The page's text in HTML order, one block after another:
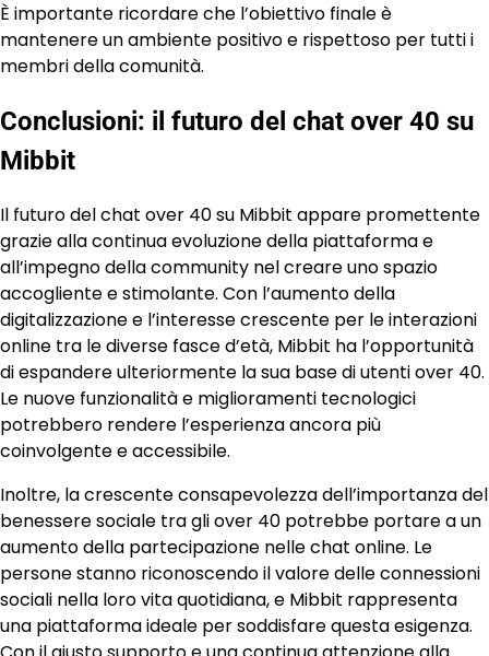
È importante ricordare che l’obiettivo finale è
mantenere un ambiente positivo e rispettoso per tutti i
membri della comunità.
Conclusioni: il futuro del chat over 40 su
Mibbit
Il futuro del chat over 40 su Mibbit appare promettente
grazie alla continua evoluzione della piattaforma e
all’impegno della community nel creare uno spazio
accogliente e stimolante. Con l’aumento della
digitalizzazione e l’interesse crescente per le interazioni
online tra le diverse fasce d’età, Mibbit ha l’opportunità
di espandere ulteriormente la sua base di utenti over 40.
Le nuove funzionalità e miglioramenti tecnologici
potrebbero rendere l’esperienza ancora più
coinvolgente e accessibile.
Inoltre, la crescente consapevolezza dell’importanza del
benessere sociale tra gli over 40 potrebbe portare a un
aumento della partecipazione nelle chat online. Le
persone stanno riconoscendo il valore delle connessioni
sociali nella loro vita quotidiana, e Mibbit rappresenta
una piattaforma ideale per soddisfare questa esigenza.